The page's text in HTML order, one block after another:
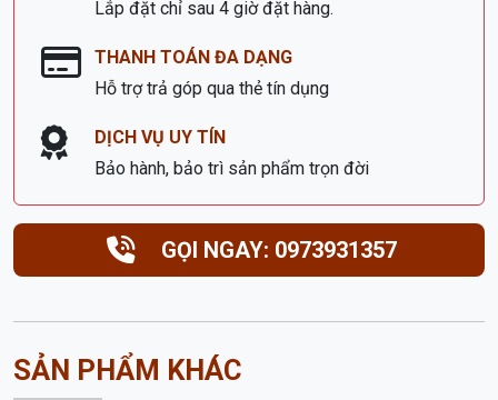
Lắp đặt chỉ sau 4 giờ đặt hàng.
THANH TOÁN ĐA DẠNG
Hỗ trợ trả góp qua thẻ tín dụng
DỊCH VỤ UY TÍN
Bảo hành, bảo trì sản phẩm trọn đời
GỌI NGAY: 0973931357
SẢN PHẨM KHÁC